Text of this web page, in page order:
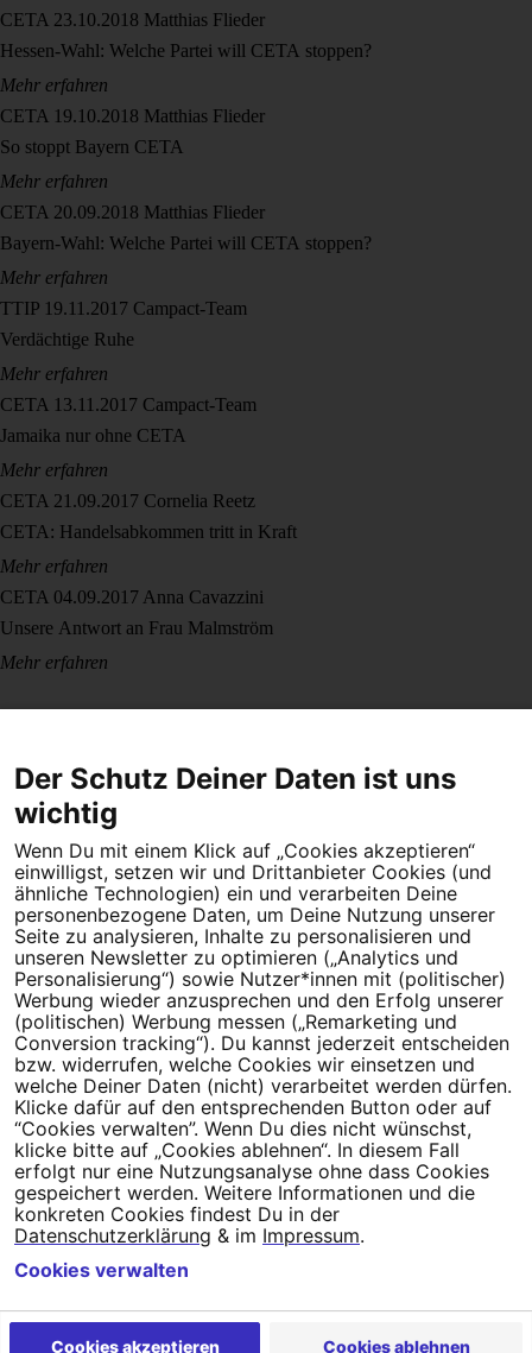
CETA 23.10.2018 Matthias Flieder
Hessen-Wahl: Welche Partei will CETA stoppen?
Mehr erfahren
CETA 19.10.2018 Matthias Flieder
So stoppt Bayern CETA
Mehr erfahren
CETA 20.09.2018 Matthias Flieder
Bayern-Wahl: Welche Partei will CETA stoppen?
Mehr erfahren
TTIP 19.11.2017 Campact-Team
Verdächtige Ruhe
Mehr erfahren
CETA 13.11.2017 Campact-Team
Jamaika nur ohne CETA
Mehr erfahren
CETA 21.09.2017 Cornelia Reetz
CETA: Handelsabkommen tritt in Kraft
Mehr erfahren
CETA 04.09.2017 Anna Cavazzini
Unsere Antwort an Frau Malmström
Mehr erfahren
Dein Engagement macht den Unterschied. Schließe Dich 4,5
Millionen Menschen an.
Newsletter bestellen
Campact e.V.
IBAN DE95 2‍5‍1‍2 0‍5‍1‍0 6‍9‍8‍0 0‍0‍0‍0 0‍0
SozialBank
Direkt online spenden
NewsletterHilfe und
FAQKontakt DatenschutzImpressumCookie Einstellungen
Der Schutz Deiner Daten ist uns
wichtig
Wenn Du mit einem Klick auf „Cookies akzeptieren“
einwilligst, setzen wir und Drittanbieter Cookies (und
ähnliche Technologien) ein und verarbeiten Deine
personenbezogene Daten, um Deine Nutzung unserer
Seite zu analysieren, Inhalte zu personalisieren und
unseren Newsletter zu optimieren („Analytics und
Personalisierung“) sowie Nutzer*innen mit (politischer)
Werbung wieder anzusprechen und den Erfolg unserer
(politischen) Werbung messen („Remarketing und
Conversion tracking“). Du kannst jederzeit entscheiden
bzw. widerrufen, welche Cookies wir einsetzen und
welche Deiner Daten (nicht) verarbeitet werden dürfen.
Klicke dafür auf den entsprechenden Button oder auf
“Cookies verwalten”. Wenn Du dies nicht wünschst,
klicke bitte auf „Cookies ablehnen“. In diesem Fall
erfolgt nur eine Nutzungsanalyse ohne dass Cookies
gespeichert werden. Weitere Informationen und die
konkreten Cookies findest Du in der
Datenschutzerklärung & im Impressum.
Cookies akzeptieren Cookies ablehnen
Cookies verwalten